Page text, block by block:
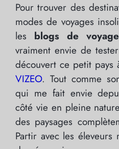
Pour trouver des
modes de voyages
les blogs de
vraiment envie de
découvert ce petit pays
VIZEO. Tout comme
qui me fait envie
côté vie en pleine
des paysages
Partir avec les éleveurs